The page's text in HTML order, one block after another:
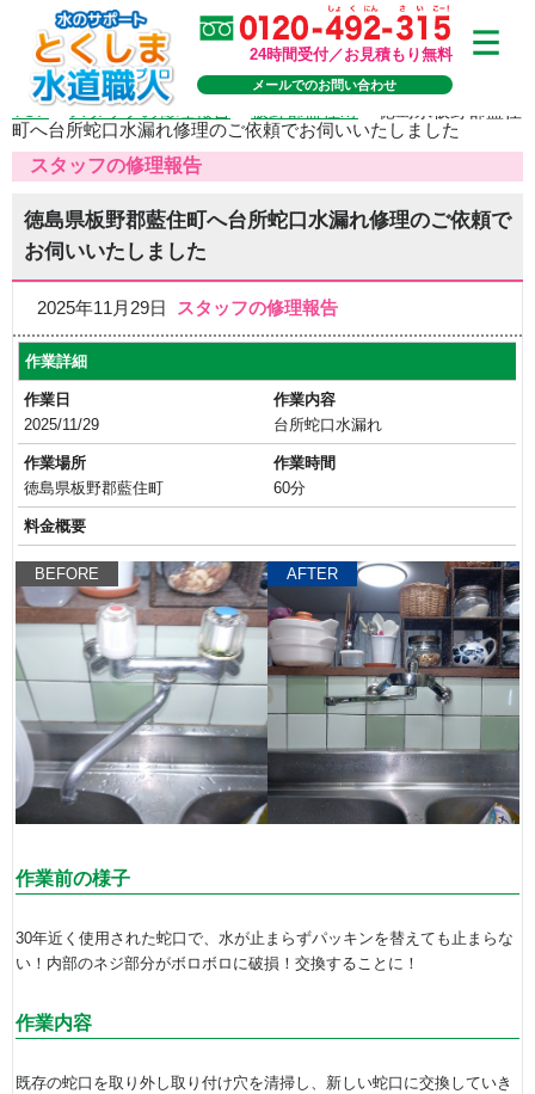
24時間受付／お見積もり無料
メールでのお問い合わせ
TOP>スタッフの修理報告
町へ台所蛇口水漏れ修理のご依頼でお伺いいたしました
スタッフの修理報告
徳島県板野郡藍住町へ台所蛇口水漏れ修理のご依頼で
お伺いいたしました
2025年11月29日 スタッフの修理報告
作業詳細
作業日
2025/11/29
作業内容
台所蛇口水漏れ
作業場所
徳島県板野郡藍住町
作業時間
60分
料金概要
BEFORE AFTER
作業前の様子
30年近く使用された蛇口で、水が止まらずパッキンを替えても止まらな
い！内部のネジ部分がボロボロに破損！交換することに！
作業内容
既存の蛇口を取り外し取り付け穴を清掃し、新しい蛇口に交換していき